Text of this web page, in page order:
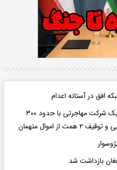
افق در آستانه اعدام
رسیدگی به پرونده کلاهبرداری یک شرکت مهاجرتی با حدود ۳۰۰
اموال متهمان
بازداشت شد